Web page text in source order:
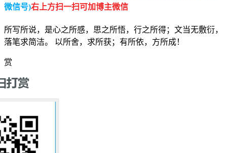
微信号)右上方扫一扫可加博主微信
所写所说，是心之所感，思之所悟，行之所得；文当无敷衍，
落笔求简洁。 以所舍，求所获；有所依，方所成！
赏